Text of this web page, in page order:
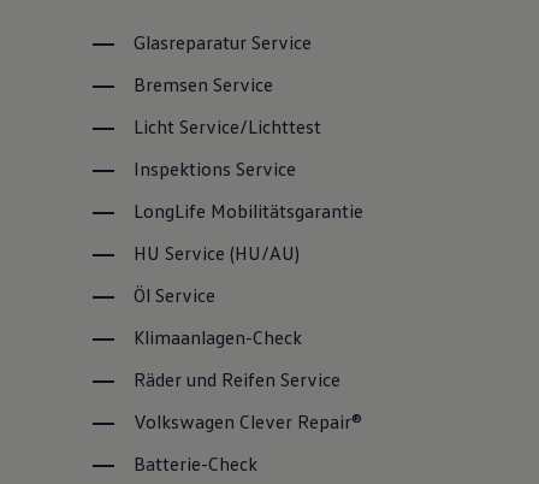
Glasreparatur Service
Bremsen Service
Licht Service/Lichttest
Inspektions Service
LongLife Mobilitätsgarantie
HU Service (HU/AU)
Öl Service
Klimaanlagen-Check
Räder und Reifen Service
Volkswagen Clever Repair®
Batterie-Check